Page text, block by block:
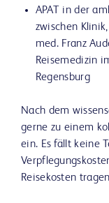
APAT in der
zwischen
med. Franz
Reisemedizin
Regensburg
Nach dem
gerne zu einem
ein. Es fällt keine
Reisekosten